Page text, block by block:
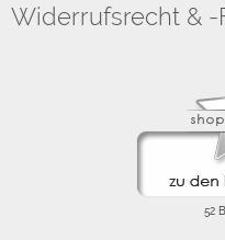
Widerrufsrecht & -